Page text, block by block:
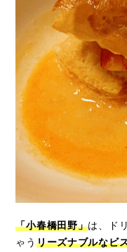
「小春橋田野」は、ド
ゃう リーズナブルなビ